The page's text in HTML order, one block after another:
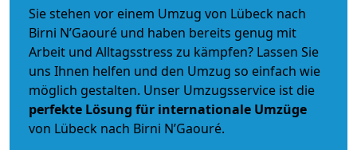
Sie stehen vor einem Umzug von Lübeck nach
Birni N’Gaouré und haben bereits genug mit
Arbeit und Alltagsstress zu kämpfen? Lassen Sie
uns Ihnen helfen und den Umzug so einfach wie
möglich gestalten. Unser Umzugsservice ist die
perfekte Lösung für internationale Umzüge
von Lübeck nach Birni N’Gaouré.